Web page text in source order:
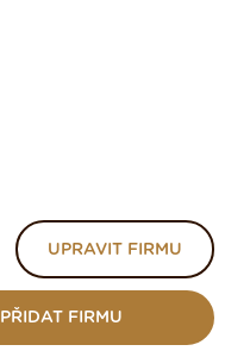
UPRAVIT FIRMU
PŘIDAT FIRMU